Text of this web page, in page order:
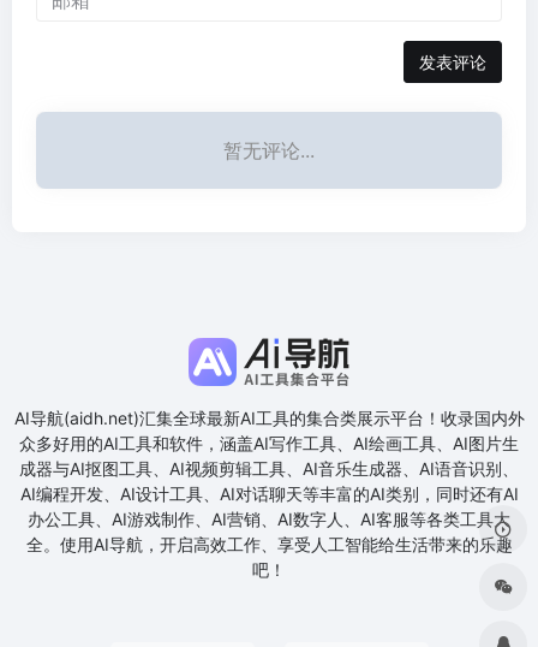
发表评论
暂无评论...
AI导航(aidh.net)汇集全球最新AI工具的集合类展示平台！收录国内外
众多好用的AI工具和软件，涵盖AI写作工具、AI绘画工具、AI图片生
成器与AI抠图工具、AI视频剪辑工具、AI音乐生成器、AI语音识别、
AI编程开发、AI设计工具、AI对话聊天等丰富的AI类别，同时还有AI
办公工具、AI游戏制作、AI营销、AI数字人、AI客服等各类工具大
全。使用AI导航，开启高效工作、享受人工智能给生活带来的乐趣
吧！